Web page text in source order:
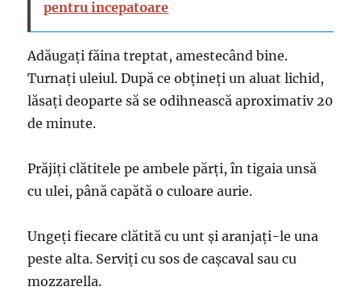
pentru incepatoare
Adăugați făina treptat, amestecând bine.
Turnați uleiul. După ce obțineți un aluat lichid,
lăsați deoparte să se odihnească aproximativ 20
de minute.
Prăjiți clătitele pe ambele părți, în tigaia unsă
cu ulei, până capătă o culoare aurie.
Ungeți fiecare clătită cu unt și aranjați-le una
peste alta. Serviți cu sos de cașcaval sau cu
mozzarella.